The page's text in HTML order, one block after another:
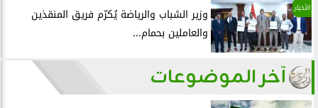
الأخبار
وزير الشباب والرياضة يُكرّم فريق المنقذين
والعاملين بحمام...
آخر الموضوعات